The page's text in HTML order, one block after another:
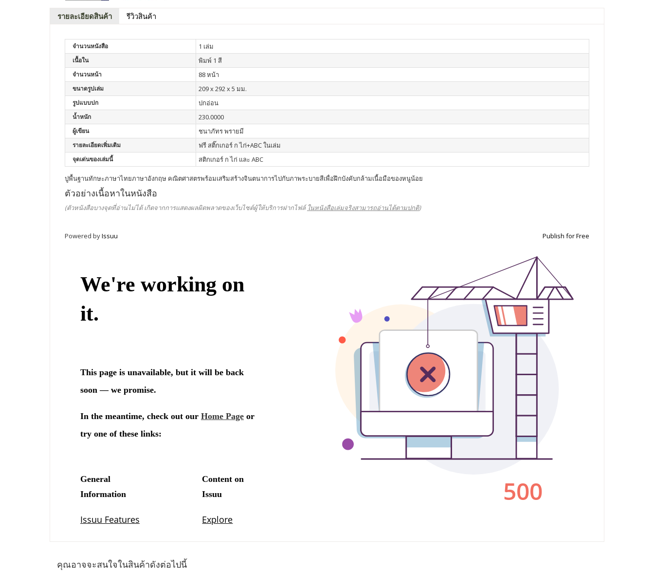
รายละเอียดสินค้า รีวิวสินค้า
จำนวนหนังสือ 1 เล่ม
เนื้อใน พิมพ์ 1 สี
จำนวนหน้า 88 หน้า
ขนาดรูปเล่ม 209 x 292 x 5 มม.
รูปแบบปก ปกอ่อน
น้ำหนัก 230.0000
ผู้เขียน ชนาภัทร พรายมี
รายละเอียดเพิ่มเติม ฟรี สติ๊กเกอร์ ก ไก่+ABC ในเล่ม
จุดเด่นของเล่มนี้ สติกเกอร์ ก ไก่ และ ABC
ปูพื้นฐานทักษะภาษาไทยภาษาอังกฤษ คณิตศาสตรพร้อมเสริมสร้างจินตนาการไปกับภาพระบายสีเพื่อฝึกบังคับกล้ามเนื้อมือของหนูน้อย
ตัวอย่างเนื้อหาในหนังสือ
(ตัวหนังสือบางจุดที่อ่านไม่ได้ เกิดจากการแสดงผลผิดพลาดของเว็บไซต์ผู้ให้บริการฝากไฟล์ ในหนังสือเล่มจริงสามารถอ่านได้ตามปกติ)
Powered byIssuu Publish for Free
คุณอาจจะสนใจในสินค้าดังต่อไปนี้